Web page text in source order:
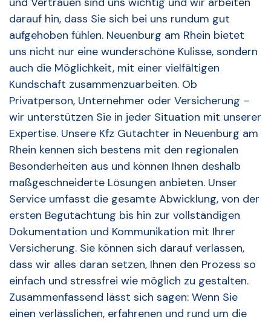
darauf hin, dass Sie sich bei uns rundum gut
aufgehoben fühlen. Neuenburg am Rhein bietet
uns nicht nur eine wunderschöne Kulisse, sondern
auch die Möglichkeit, mit einer vielfältigen
Kundschaft zusammenzuarbeiten. Ob
Privatperson, Unternehmer oder Versicherung –
wir unterstützen Sie in jeder Situation mit unserer
Expertise. Unsere Kfz Gutachter in Neuenburg am
Rhein kennen sich bestens mit den regionalen
Besonderheiten aus und können Ihnen deshalb
maßgeschneiderte Lösungen anbieten. Unser
Service umfasst die gesamte Abwicklung, von der
ersten Begutachtung bis hin zur vollständigen
Dokumentation und Kommunikation mit Ihrer
Versicherung. Sie können sich darauf verlassen,
dass wir alles daran setzen, Ihnen den Prozess so
einfach und stressfrei wie möglich zu gestalten.
Zusammenfassend lässt sich sagen: Wenn Sie
einen verlässlichen, erfahrenen und rund um die